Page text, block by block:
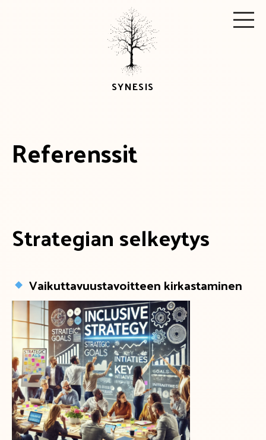
SYNESIS
Referenssit
Strategian selkeytys
Vaikuttavuustavoitteen kirkastaminen